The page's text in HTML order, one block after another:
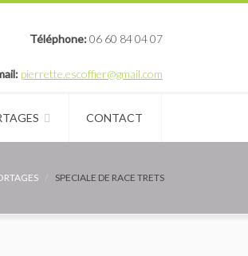
Téléphone:06 60 84 04 07
pierrette.escoffier@gmail.com
CONTACT
SPECIALE DE RACE TRETS